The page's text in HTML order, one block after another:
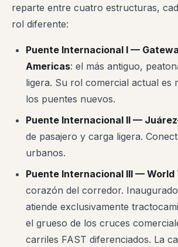
reparte entre cuatro estructuras,
rol diferente:
Puente Internacional I —
Americas: el más antiguo,
ligera. Su rol comercial actual es
los puentes nuevos.
Puente Internacional II —
de pasajero y carga ligera.
urbanos.
Puente Internacional III — World
corazón del corredor.
atiende exclusivamente
el grueso de los cruces
carriles FAST diferenciados. La